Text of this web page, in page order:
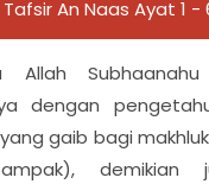
Tafsir An Naas Ayat 1 -
Allah
dengan
gaib bagi
demikian